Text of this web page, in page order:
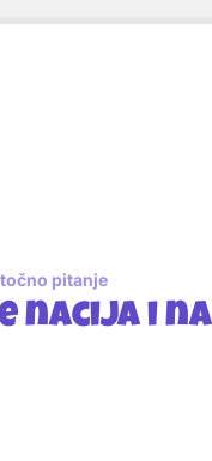
pitanje
nacija i